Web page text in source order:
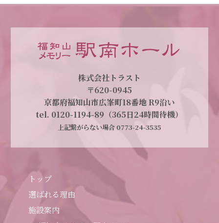
株式会社トラスト
〒620-0945
京都府福知山市広峯町18番地 R9沿い
tel. 0120-1194-89（365日24時間待機）
上記繋がらない場合 0773-24-3535
トップ
選ばれる理由
施設案内